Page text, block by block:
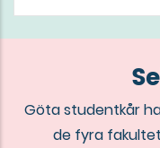
Göta studentkår
de fyra